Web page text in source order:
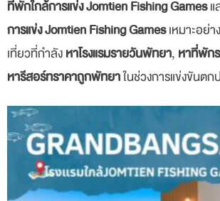
ที่พักใกล้การแข่ง Jomtien Fishing Gamesแ
การแข่ง Jomtien Fishing Gamesเหมาะอย่
เที่ยวที่กำลังหาโรงแรมรายวันพัทยา, หาที่พัก
หารีสอร์ทราคาถูกพัทยาในช่วงการแข่งขันตก